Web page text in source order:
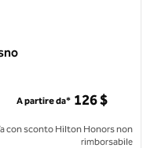
A partire da* 126 $
con sconto Hilton Honors non
rimborsabile